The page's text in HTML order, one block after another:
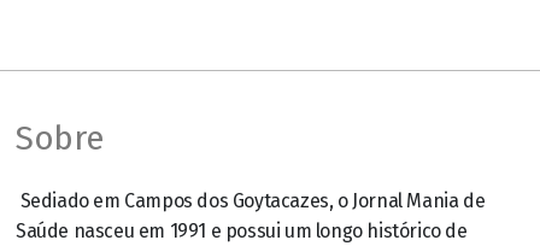
Sobre
Sediado em Campos dos Goytacazes, o Jornal Mania de
Saúde nasceu em 1991 e possui um longo histórico de